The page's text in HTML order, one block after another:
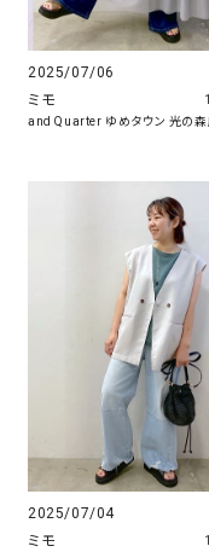
2025/07/06
ミモ
and Quarter ゆめタウン 光の森
2025/07/04
ミモ